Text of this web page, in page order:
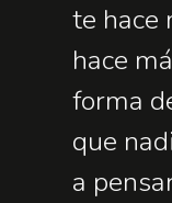
te hace
hace
forma
que
a